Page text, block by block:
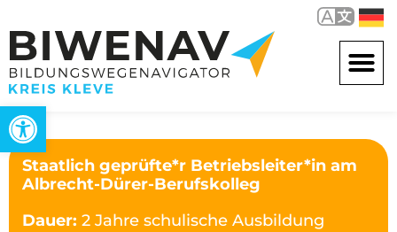
Werkzeugleiste öffnen
Staatlich geprüfte*r Betriebsleiter*in am
Albrecht-Dürer-Berufskolleg
Dauer: 2 Jahre schulische Ausbildung